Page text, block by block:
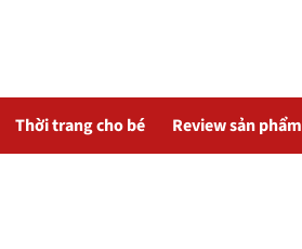
Thời trang cho bé Review sản phẩm